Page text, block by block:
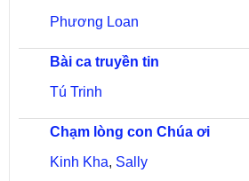
Phương Loan
Bài ca truyền tin
Tú Trinh
Chạm lòng con Chúa ơi
Kinh Kha, Sally